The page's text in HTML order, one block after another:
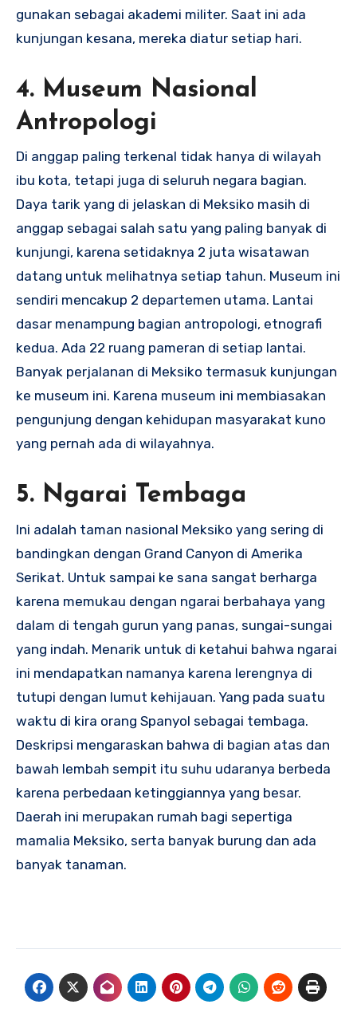
gunakan sebagai akademi militer. Saat ini ada
kunjungan kesana, mereka diatur setiap hari.
4. Museum Nasional
Antropologi
Di anggap paling terkenal tidak hanya di wilayah
ibu kota, tetapi juga di seluruh negara bagian.
Daya tarik yang di jelaskan di Meksiko masih di
anggap sebagai salah satu yang paling banyak di
kunjungi, karena setidaknya 2 juta wisatawan
datang untuk melihatnya setiap tahun. Museum ini
sendiri mencakup 2 departemen utama. Lantai
dasar menampung bagian antropologi, etnografi
kedua. Ada 22 ruang pameran di setiap lantai.
Banyak perjalanan di Meksiko termasuk kunjungan
ke museum ini. Karena museum ini membiasakan
pengunjung dengan kehidupan masyarakat kuno
yang pernah ada di wilayahnya.
5. Ngarai Tembaga
Ini adalah taman nasional Meksiko yang sering di
bandingkan dengan Grand Canyon di Amerika
Serikat. Untuk sampai ke sana sangat berharga
karena memukau dengan ngarai berbahaya yang
dalam di tengah gurun yang panas, sungai-sungai
yang indah. Menarik untuk di ketahui bahwa ngarai
ini mendapatkan namanya karena lerengnya di
tutupi dengan lumut kehijauan. Yang pada suatu
waktu di kira orang Spanyol sebagai tembaga.
Deskripsi mengaraskan bahwa di bagian atas dan
bawah lembah sempit itu suhu udaranya berbeda
karena perbedaan ketinggiannya yang besar.
Daerah ini merupakan rumah bagi sepertiga
mamalia Meksiko, serta banyak burung dan ada
banyak tanaman.